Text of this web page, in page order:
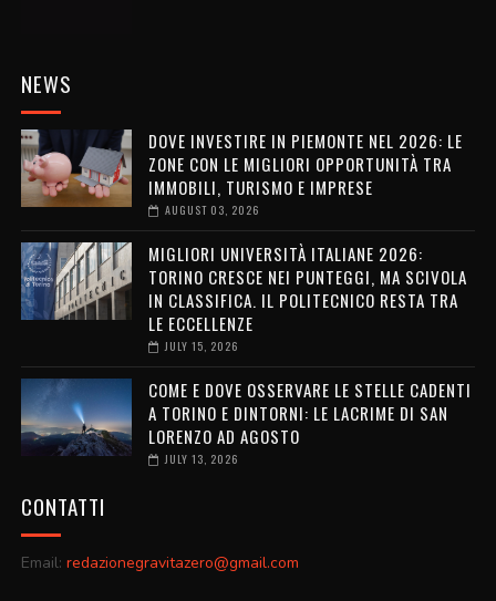
NEWS
DOVE INVESTIRE IN PIEMONTE NEL 2026: LE
ZONE CON LE MIGLIORI OPPORTUNITÀ TRA
IMMOBILI, TURISMO E IMPRESE
AUGUST 03, 2026
MIGLIORI UNIVERSITÀ ITALIANE 2026:
TORINO CRESCE NEI PUNTEGGI, MA SCIVOLA
IN CLASSIFICA. IL POLITECNICO RESTA TRA
LE ECCELLENZE
JULY 15, 2026
COME E DOVE OSSERVARE LE STELLE CADENTI
A TORINO E DINTORNI: LE LACRIME DI SAN
LORENZO AD AGOSTO
JULY 13, 2026
CONTATTI
Email: redazionegravitazero@gmail.com